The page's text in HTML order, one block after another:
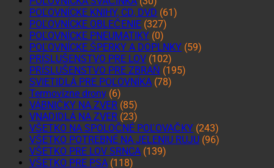
POĽOVNÍCKE KNIHY, CD, DVD (61)
POĽOVNÍCKE OBLEČENIE (327)
POĽOVNÍCKE PNEUMATIKY (0)
POĽOVNÍCKE ŠPERKY A DOPLNKY (59)
PRÍSLUŠENSTVO PRE LOV (102)
PRÍSLUŠENSTVO PRE ZBRAŇ (195)
SVIETIDLÁ PRE POĽOVNÍKA (78)
Termovízne drony (6)
VÁBNIČKY NA ZVER (85)
VNADIDLÁ NA ZVER (23)
VŠETKO NA SPOLOČNÉ POĽOVAČKY (243)
VŠETKO POTREBNÉ NA JELENIU RUJU (96)
VŠETKO PRE LOV SRNCA (139)
VŠETKO PRE PSA (118)